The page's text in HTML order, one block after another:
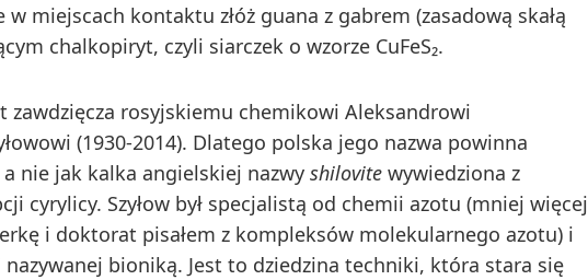
miejscach kontaktu złóż guana z gabrem (zasadową skałą
chalkopiryt, czyli siarczek o wzorze CuFeS₂.
zawdzięcza rosyjskiemu chemikowi Aleksandrowi
(1930-2014). Dlatego polska jego nazwa powinna
nie jak kalka angielskiej nazwy shilovite wywiedziona z
cyrylicy. Szyłow był specjalistą od chemii azotu (mniej więcej
i doktorat pisałem z kompleksów molekularnego azotu) i
bioniką. Jest to dziedzina techniki, która stara się